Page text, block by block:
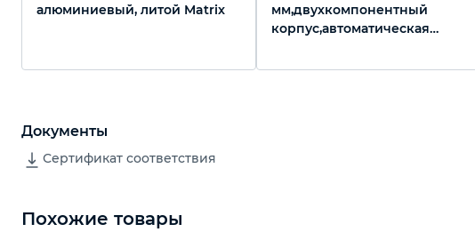
алюминиевый, литой Matrix
мм,двухкомпонентный
корпус,автоматическая
Документы
Сертификат соответствия
Похожие товары